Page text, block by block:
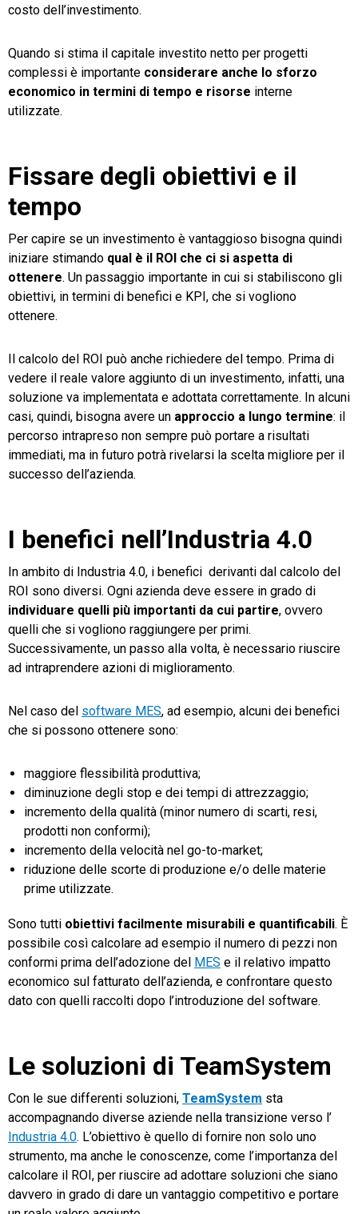
costo dell’investimento.
Quando si stima il capitale investito netto per progetti
complessi è importante considerare anche lo sforzo
economico in termini di tempo e risorse interne
utilizzate.
Fissare degli obiettivi e il
tempo
Per capire se un investimento è vantaggioso bisogna quindi
iniziare stimando qual è il ROI che ci si aspetta di
ottenere. Un passaggio importante in cui si stabiliscono gli
obiettivi, in termini di benefici e KPI, che si vogliono
ottenere.
Il calcolo del ROI può anche richiedere del tempo. Prima di
vedere il reale valore aggiunto di un investimento, infatti, una
soluzione va implementata e adottata correttamente. In alcuni
casi, quindi, bisogna avere un approccio a lungo termine: il
percorso intrapreso non sempre può portare a risultati
immediati, ma in futuro potrà rivelarsi la scelta migliore per il
successo dell’azienda.
I benefici nell’Industria 4.0
In ambito di Industria 4.0, i benefici derivanti dal calcolo del
ROI sono diversi. Ogni azienda deve essere in grado di
individuare quelli più importanti da cui partire, ovvero
quelli che si vogliono raggiungere per primi.
Successivamente, un passo alla volta, è necessario riuscire
ad intraprendere azioni di miglioramento.
Nel caso del software MES, ad esempio, alcuni dei benefici
che si possono ottenere sono:
maggiore flessibilità produttiva;
diminuzione degli stop e dei tempi di attrezzaggio;
incremento della qualità (minor numero di scarti, resi,
prodotti non conformi);
incremento della velocità nel go-to-market;
riduzione delle scorte di produzione e/o delle materie
prime utilizzate.
Sono tutti obiettivi facilmente misurabili e quantificabili. È
possibile così calcolare ad esempio il numero di pezzi non
conformi prima dell’adozione del MES e il relativo impatto
economico sul fatturato dell’azienda, e confrontare questo
dato con quelli raccolti dopo l’introduzione del software.
Le soluzioni di TeamSystem
Con le sue differenti soluzioni, TeamSystem sta
accompagnando diverse aziende nella transizione verso l’
Industria 4.0. L’obiettivo è quello di fornire non solo uno
strumento, ma anche le conoscenze, come l’importanza del
calcolare il ROI, per riuscire ad adottare soluzioni che siano
davvero in grado di dare un vantaggio competitivo e portare